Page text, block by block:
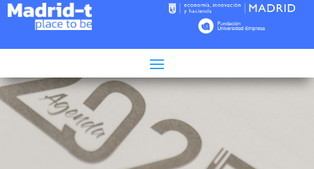
Tiempo de lectura: 3